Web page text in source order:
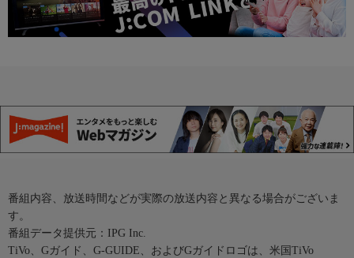
番組内容、放送時間などが実際の放送内容と異なる場合がございま
す。
番組データ提供元：IPG Inc.
TiVo、Gガイド、G-GUIDE、およびGガイドロゴは、米国TiVo